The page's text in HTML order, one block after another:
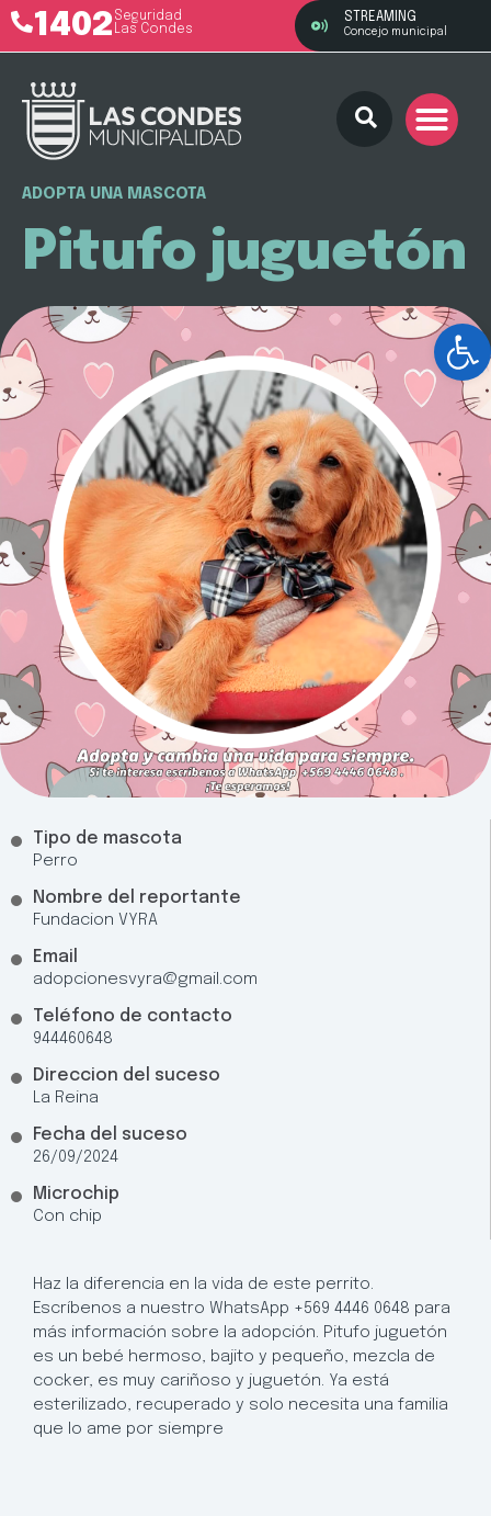
1402 Seguridad
Las Condes
STREAMING
Concejo municipal
ADOPTA UNA MASCOTA
Pitufo juguetón
Tipo de mascota
Perro
Nombre del reportante
Fundacion VYRA
Email
adopcionesvyra@gmail.com
Teléfono de contacto
944460648
Direccion del suceso
La Reina
Fecha del suceso
26/09/2024
Microchip
Con chip
Haz la diferencia en la vida de este perrito.
Escríbenos a nuestro WhatsApp +569 4446 0648 para
más información sobre la adopción. Pitufo juguetón
es un bebé hermoso, bajito y pequeño, mezcla de
cocker, es muy cariñoso y juguetón. Ya está
esterilizado, recuperado y solo necesita una familia
que lo ame por siempre